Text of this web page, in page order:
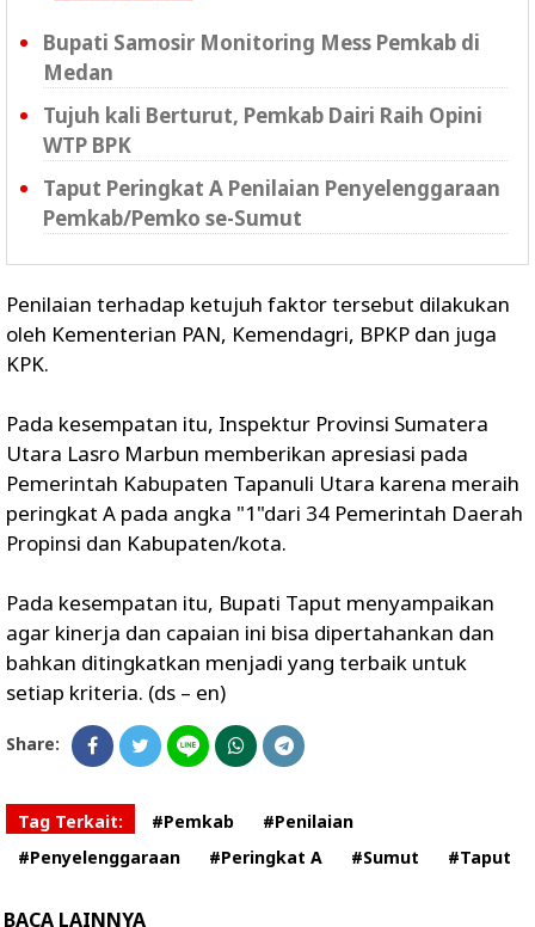
Bupati Samosir Monitoring Mess Pemkab di
Medan
Tujuh kali Berturut, Pemkab Dairi Raih Opini
WTP BPK
Taput Peringkat A Penilaian Penyelenggaraan
Pemkab/Pemko se-Sumut
Penilaian terhadap ketujuh faktor tersebut dilakukan
oleh Kementerian PAN, Kemendagri, BPKP dan juga
KPK.
Pada kesempatan itu, Inspektur Provinsi Sumatera
Utara Lasro Marbun memberikan apresiasi pada
Pemerintah Kabupaten Tapanuli Utara karena meraih
peringkat A pada angka "1"dari 34 Pemerintah Daerah
Propinsi dan Kabupaten/kota.
Pada kesempatan itu, Bupati Taput menyampaikan
agar kinerja dan capaian ini bisa dipertahankan dan
bahkan ditingkatkan menjadi yang terbaik untuk
setiap kriteria. (ds – en)
Share:
Tag Terkait: #Pemkab
#Penilaian
#Penyelenggaraan
#Peringkat A #Sumut #Taput
BACA LAINNYA